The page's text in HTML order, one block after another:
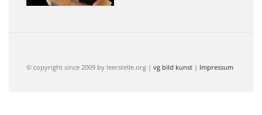
© copyright since 2009 by leerstelle.org | vg bild kunst | Impressum